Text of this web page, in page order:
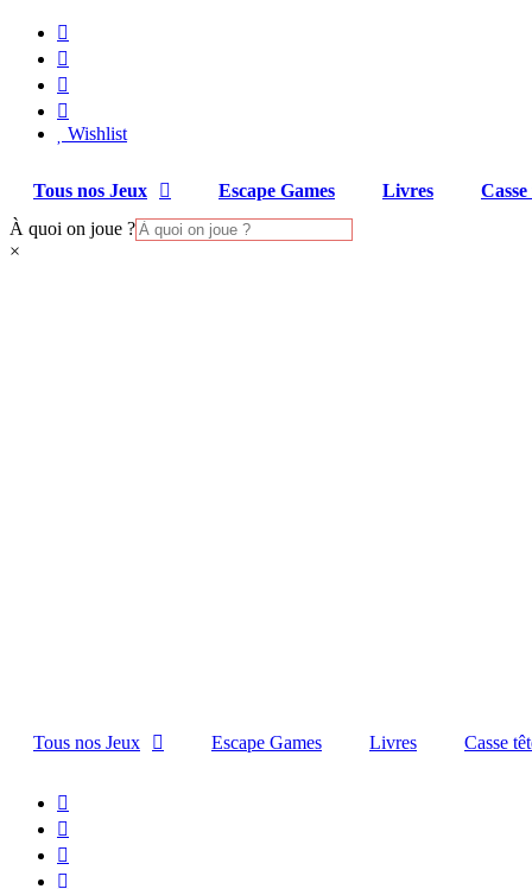
Aller
contenu
Wishlist
Tous nos Jeux Escape Games Livres Casse
À quoi on joue ?
×
Tous nos Jeux Escape Games Livres Casse